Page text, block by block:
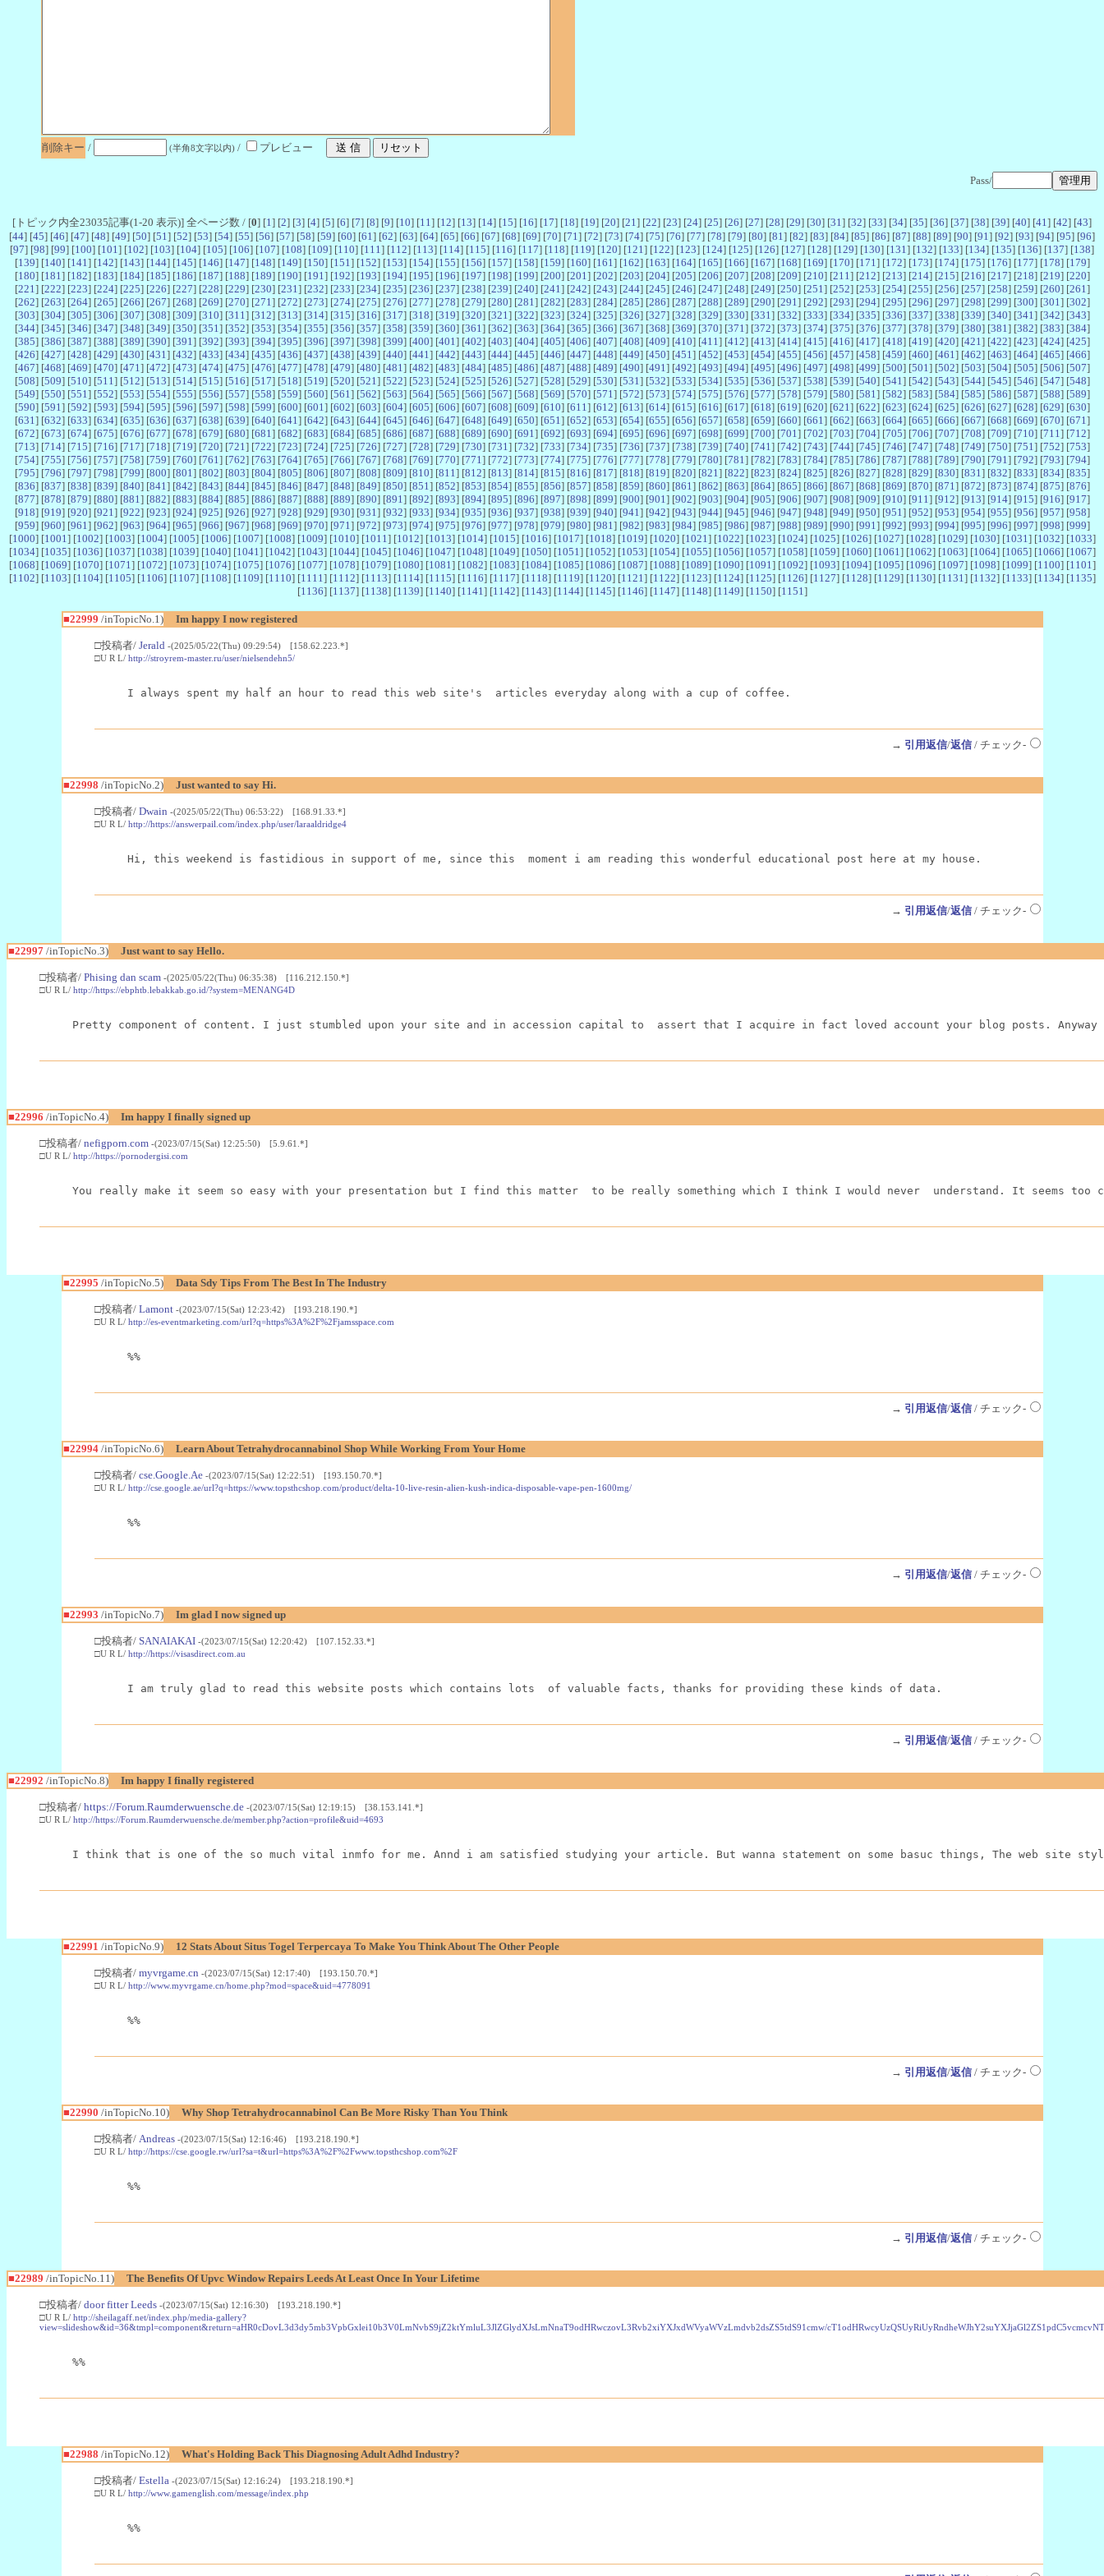
削除キー / (半角8文字以内) / プレビュー
Pass/
[トピック内全23035記事(1-20 表示)] 全ページ数 / [0] [1 ] [2] [3] [4] [5] [6] [7] [8] [9] [10] [11 ] [12] [13] [14] [15] [16] [17] [18] [19] [20] [21 ] [22] [23] [24] [25] [26] [27] [28] [29] [30] [31 ] [32] [33] [34] [35] [36] [37] [38] [39] [40] [41 ] [42] [43]
[44] [45] [46] [47] [48] [49] [50] [51 ] [52] [53] [54] [55] [56] [57] [58] [59] [60] [61 ] [62] [63] [64] [65] [66] [67] [68] [69] [70] [71 ] [72] [73] [74] [75] [76] [77] [78] [79] [80] [81 ] [82] [83] [84] [85] [86] [87] [88] [89] [90] [91 ] [92] [93] [94] [95] [96]
[97] [98] [99] [100] [101 ] [102] [103] [104] [105] [106] [107] [108] [109] [110] [111 ] [112] [113] [114] [115] [116] [117] [118] [119] [120] [121 ] [122] [123] [124] [125] [126] [127] [128] [129] [130] [131 ] [132] [133] [134] [135] [136] [137] [138]
[139] [140] [141 ] [142] [143] [144] [145] [146] [147] [148] [149] [150] [151 ] [152] [153] [154] [155] [156] [157] [158] [159] [160] [161 ] [162] [163] [164] [165] [166] [167] [168] [169] [170] [171 ] [172] [173] [174] [175] [176] [177] [178] [179]
[180] [181 ] [182] [183] [184] [185] [186] [187] [188] [189] [190] [191 ] [192] [193] [194] [195] [196] [197] [198] [199] [200] [201 ] [202] [203] [204] [205] [206] [207] [208] [209] [210] [211 ] [212] [213] [214] [215] [216] [217] [218] [219] [220]
[221 ] [222] [223] [224] [225] [226] [227] [228] [229] [230] [231 ] [232] [233] [234] [235] [236] [237] [238] [239] [240] [241 ] [242] [243] [244] [245] [246] [247] [248] [249] [250] [251 ] [252] [253] [254] [255] [256] [257] [258] [259] [260] [261 ]
[262] [263] [264] [265] [266] [267] [268] [269] [270] [271 ] [272] [273] [274] [275] [276] [277] [278] [279] [280] [281 ] [282] [283] [284] [285] [286] [287] [288] [289] [290] [291 ] [292] [293] [294] [295] [296] [297] [298] [299] [300] [301 ] [302]
[303] [304] [305] [306] [307] [308] [309] [310] [311 ] [312] [313] [314] [315] [316] [317] [318] [319] [320] [321 ] [322] [323] [324] [325] [326] [327] [328] [329] [330] [331 ] [332] [333] [334] [335] [336] [337] [338] [339] [340] [341 ] [342] [343]
[344] [345] [346] [347] [348] [349] [350] [351 ] [352] [353] [354] [355] [356] [357] [358] [359] [360] [361 ] [362] [363] [364] [365] [366] [367] [368] [369] [370] [371 ] [372] [373] [374] [375] [376] [377] [378] [379] [380] [381 ] [382] [383] [384]
[385] [386] [387] [388] [389] [390] [391 ] [392] [393] [394] [395] [396] [397] [398] [399] [400] [401 ] [402] [403] [404] [405] [406] [407] [408] [409] [410] [411 ] [412] [413] [414] [415] [416] [417] [418] [419] [420] [421 ] [422] [423] [424] [425]
[426] [427] [428] [429] [430] [431 ] [432] [433] [434] [435] [436] [437] [438] [439] [440] [441 ] [442] [443] [444] [445] [446] [447] [448] [449] [450] [451 ] [452] [453] [454] [455] [456] [457] [458] [459] [460] [461 ] [462] [463] [464] [465] [466]
[467] [468] [469] [470] [471 ] [472] [473] [474] [475] [476] [477] [478] [479] [480] [481 ] [482] [483] [484] [485] [486] [487] [488] [489] [490] [491 ] [492] [493] [494] [495] [496] [497] [498] [499] [500] [501 ] [502] [503] [504] [505] [506] [507]
[508] [509] [510] [511 ] [512] [513] [514] [515] [516] [517] [518] [519] [520] [521 ] [522] [523] [524] [525] [526] [527] [528] [529] [530] [531 ] [532] [533] [534] [535] [536] [537] [538] [539] [540] [541 ] [542] [543] [544] [545] [546] [547] [548]
[549] [550] [551 ] [552] [553] [554] [555] [556] [557] [558] [559] [560] [561 ] [562] [563] [564] [565] [566] [567] [568] [569] [570] [571 ] [572] [573] [574] [575] [576] [577] [578] [579] [580] [581 ] [582] [583] [584] [585] [586] [587] [588] [589]
[590] [591 ] [592] [593] [594] [595] [596] [597] [598] [599] [600] [601 ] [602] [603] [604] [605] [606] [607] [608] [609] [610] [611 ] [612] [613] [614] [615] [616] [617] [618] [619] [620] [621 ] [622] [623] [624] [625] [626] [627] [628] [629] [630]
[631 ] [632] [633] [634] [635] [636] [637] [638] [639] [640] [641 ] [642] [643] [644] [645] [646] [647] [648] [649] [650] [651 ] [652] [653] [654] [655] [656] [657] [658] [659] [660] [661 ] [662] [663] [664] [665] [666] [667] [668] [669] [670] [671 ]
[672] [673] [674] [675] [676] [677] [678] [679] [680] [681 ] [682] [683] [684] [685] [686] [687] [688] [689] [690] [691 ] [692] [693] [694] [695] [696] [697] [698] [699] [700] [701 ] [702] [703] [704] [705] [706] [707] [708] [709] [710] [711 ] [712]
[713] [714] [715] [716] [717] [718] [719] [720] [721 ] [722] [723] [724] [725] [726] [727] [728] [729] [730] [731 ] [732] [733] [734] [735] [736] [737] [738] [739] [740] [741 ] [742] [743] [744] [745] [746] [747] [748] [749] [750] [751 ] [752] [753]
[754] [755] [756] [757] [758] [759] [760] [761 ] [762] [763] [764] [765] [766] [767] [768] [769] [770] [771 ] [772] [773] [774] [775] [776] [777] [778] [779] [780] [781 ] [782] [783] [784] [785] [786] [787] [788] [789] [790] [791 ] [792] [793] [794]
[795] [796] [797] [798] [799] [800] [801 ] [802] [803] [804] [805] [806] [807] [808] [809] [810] [811 ] [812] [813] [814] [815] [816] [817] [818] [819] [820] [821 ] [822] [823] [824] [825] [826] [827] [828] [829] [830] [831 ] [832] [833] [834] [835]
[836] [837] [838] [839] [840] [841 ] [842] [843] [844] [845] [846] [847] [848] [849] [850] [851 ] [852] [853] [854] [855] [856] [857] [858] [859] [860] [861 ] [862] [863] [864] [865] [866] [867] [868] [869] [870] [871 ] [872] [873] [874] [875] [876]
[877] [878] [879] [880] [881 ] [882] [883] [884] [885] [886] [887] [888] [889] [890] [891 ] [892] [893] [894] [895] [896] [897] [898] [899] [900] [901 ] [902] [903] [904] [905] [906] [907] [908] [909] [910] [911 ] [912] [913] [914] [915] [916] [917]
[918] [919] [920] [921 ] [922] [923] [924] [925] [926] [927] [928] [929] [930] [931 ] [932] [933] [934] [935] [936] [937] [938] [939] [940] [941 ] [942] [943] [944] [945] [946] [947] [948] [949] [950] [951 ] [952] [953] [954] [955] [956] [957] [958]
[959] [960] [961 ] [962] [963] [964] [965] [966] [967] [968] [969] [970] [971 ] [972] [973] [974] [975] [976] [977] [978] [979] [980] [981 ] [982] [983] [984] [985] [986] [987] [988] [989] [990] [991 ] [992] [993] [994] [995] [996] [997] [998] [999]
[1000] [1001 ] [1002] [1003] [1004] [1005] [1006] [1007] [1008] [1009] [1010] [1011 ] [1012] [1013] [1014] [1015] [1016] [1017] [1018] [1019] [1020] [1021 ] [1022] [1023] [1024] [1025] [1026] [1027] [1028] [1029] [1030] [1031 ] [1032] [1033]
[1034] [1035] [1036] [1037] [1038] [1039] [1040] [1041 ] [1042] [1043] [1044] [1045] [1046] [1047] [1048] [1049] [1050] [1051 ] [1052] [1053] [1054] [1055] [1056] [1057] [1058] [1059] [1060] [1061 ] [1062] [1063] [1064] [1065] [1066] [1067]
[1068] [1069] [1070] [1071 ] [1072] [1073] [1074] [1075] [1076] [1077] [1078] [1079] [1080] [1081 ] [1082] [1083] [1084] [1085] [1086] [1087] [1088] [1089] [1090] [1091 ] [1092] [1093] [1094] [1095] [1096] [1097] [1098] [1099] [1100] [1101 ]
[1102] [1103] [1104] [1105] [1106] [1107] [1108] [1109] [1110] [1111 ] [1112] [1113] [1114] [1115] [1116] [1117] [1118] [1119] [1120] [1121 ] [1122] [1123] [1124] [1125] [1126] [1127] [1128] [1129] [1130] [1131 ] [1132] [1133] [1134] [1135]
[1136] [1137] [1138] [1139] [1140] [1141 ] [1142] [1143] [1144] [1145] [1146] [1147] [1148] [1149] [1150] [1151 ]
■22999 /inTopicNo.1) Im happy I now registered
□投稿者/ Jerald -(2025/05/22(Thu) 09:29:54) [158.62.223.*]
□U R L/ http://stroyrem-master.ru/user/nielsendehn5/
I always spent my half an hour to read this web site's  articles everyday along with a cup of coffee.
→ 引用返信/返信/ チェック-
■22998 /inTopicNo.2) Just wanted to say Hi.
□投稿者/ Dwain -(2025/05/22(Thu) 06:53:22) [168.91.33.*]
□U R L/ http://https://answerpail.com/index.php/user/laraaldridge4
Hi, this weekend is fastidious in support of me, since this  moment i am reading this wonderful educational post here at my house.
→ 引用返信/返信/ チェック-
■22997 /inTopicNo.3) Just want to say Hello.
□投稿者/ Phising dan scam -(2025/05/22(Thu) 06:35:38) [116.212.150.*]
□U R L/ http://https://ebphtb.lebakkab.go.id/?system=MENANG4D
Pretty component of content. I just stumbled upon your site and in accession capital to  assert that I acquire in fact loved account your blog posts.
■22996 /inTopicNo.4) Im happy I finally signed up
□投稿者/ nefigporn.com -(2023/07/15(Sat) 12:25:50) [5.9.61.*]
□U R L/ http://https://pornodergisi.com
You really make it seem so easy with your presentation but I find this matter  to be really something which I think I would never  understand. It seems
■22995 /inTopicNo.5) Data Sdy Tips From The Best In The Industry
□投稿者/ Lamont -(2023/07/15(Sat) 12:23:42) [193.218.190.*]
□U R L/ http://es-eventmarketing.com/url?q=https%3A%2F%2Fjamsspace.com
%%
→ 引用返信/返信/ チェック-
■22994/inTopicNo.6) Learn About Tetrahydrocannabinol Shop While Working From Your Home
□投稿者/ cse.Google.Ae -(2023/07/15(Sat) 12:22:51) [193.150.70.*]
□U R L/ http://cse.google.ae/url?q=https://www.topsthcshop.com/product/delta-10-live-resin-alien-kush-indica-disposable-vape-pen-1600mg/
%%
→ 引用返信/返信/ チェック-
■22993 /inTopicNo.7) Im glad I now signed up
□投稿者/ SANAIAKAI -(2023/07/15(Sat) 12:20:42) [107.152.33.*]
□U R L/ http://https://visasdirect.com.au
I am truly glad to read this website posts which contains lots  of valuable facts, thanks for providing these kinds of data.
→ 引用返信/返信/ チェック-
■22992 /inTopicNo.8) Im happy I finally registered
□投稿者/ https://Forum.Raumderwuensche.de -(2023/07/15(Sat) 12:19:15) [38.153.141.*]
□U R L/ http://https://Forum.Raumderwuensche.de/member.php?action=profile&uid=4693
I think that is one of the so much vital inmfo for me. Annd i am satisfied studying your article. But wanna statement on some basuc things, The web
■22991 /inTopicNo.9) 12 Stats About Situs Togel Terpercaya To Make You Think About The Other People
□投稿者/ myvrgame.cn -(2023/07/15(Sat) 12:17:40) [193.150.70.*]
□U R L/ http://www.myvrgame.cn/home.php?mod=space&uid=4778091
%%
→ 引用返信/返信/ チェック-
■22990 /inTopicNo.10) Why Shop Tetrahydrocannabinol Can Be More Risky Than You Think
□投稿者/ Andreas -(2023/07/15(Sat) 12:16:46) [193.218.190.*]
□U R L/ http://https://cse.google.rw/url?sa=t&url=https%3A%2F%2Fwww.topsthcshop.com%2F
%%
→ 引用返信/返信/ チェック-
■22989 /inTopicNo.11) The Benefits Of Upvc Window Repairs Leeds At Least Once In Your Lifetime
□投稿者/ door fitter Leeds -(2023/07/15(Sat) 12:16:30) [193.218.190.*]
□U R L/ http://sheilagaff.net/index.php/media-gallery?
view=slideshow&id=36&tmpl=component&return=aHR0cDovL3d3dy5mb3VpbGxlei10b3V0LmNvbS9jZ2ktYmluL3JlZGlydXJsLmNnaT9odHRwczovL3Rvb2xiYXJxdWVyaWVzLmdvb2dsZS5tdS91cmw/
%%
■22988 /inTopicNo.12) What's Holding Back This Diagnosing Adult Adhd Industry?
□投稿者/ Estella -(2023/07/15(Sat) 12:16:24) [193.218.190.*]
□U R L/ http://www.gamenglish.com/message/index.php
%%